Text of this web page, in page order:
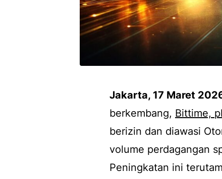
Jakarta, 17 Maret
berkembang, Bittime,
berizin dan diawasi
volume perdagangan
Peningkatan ini